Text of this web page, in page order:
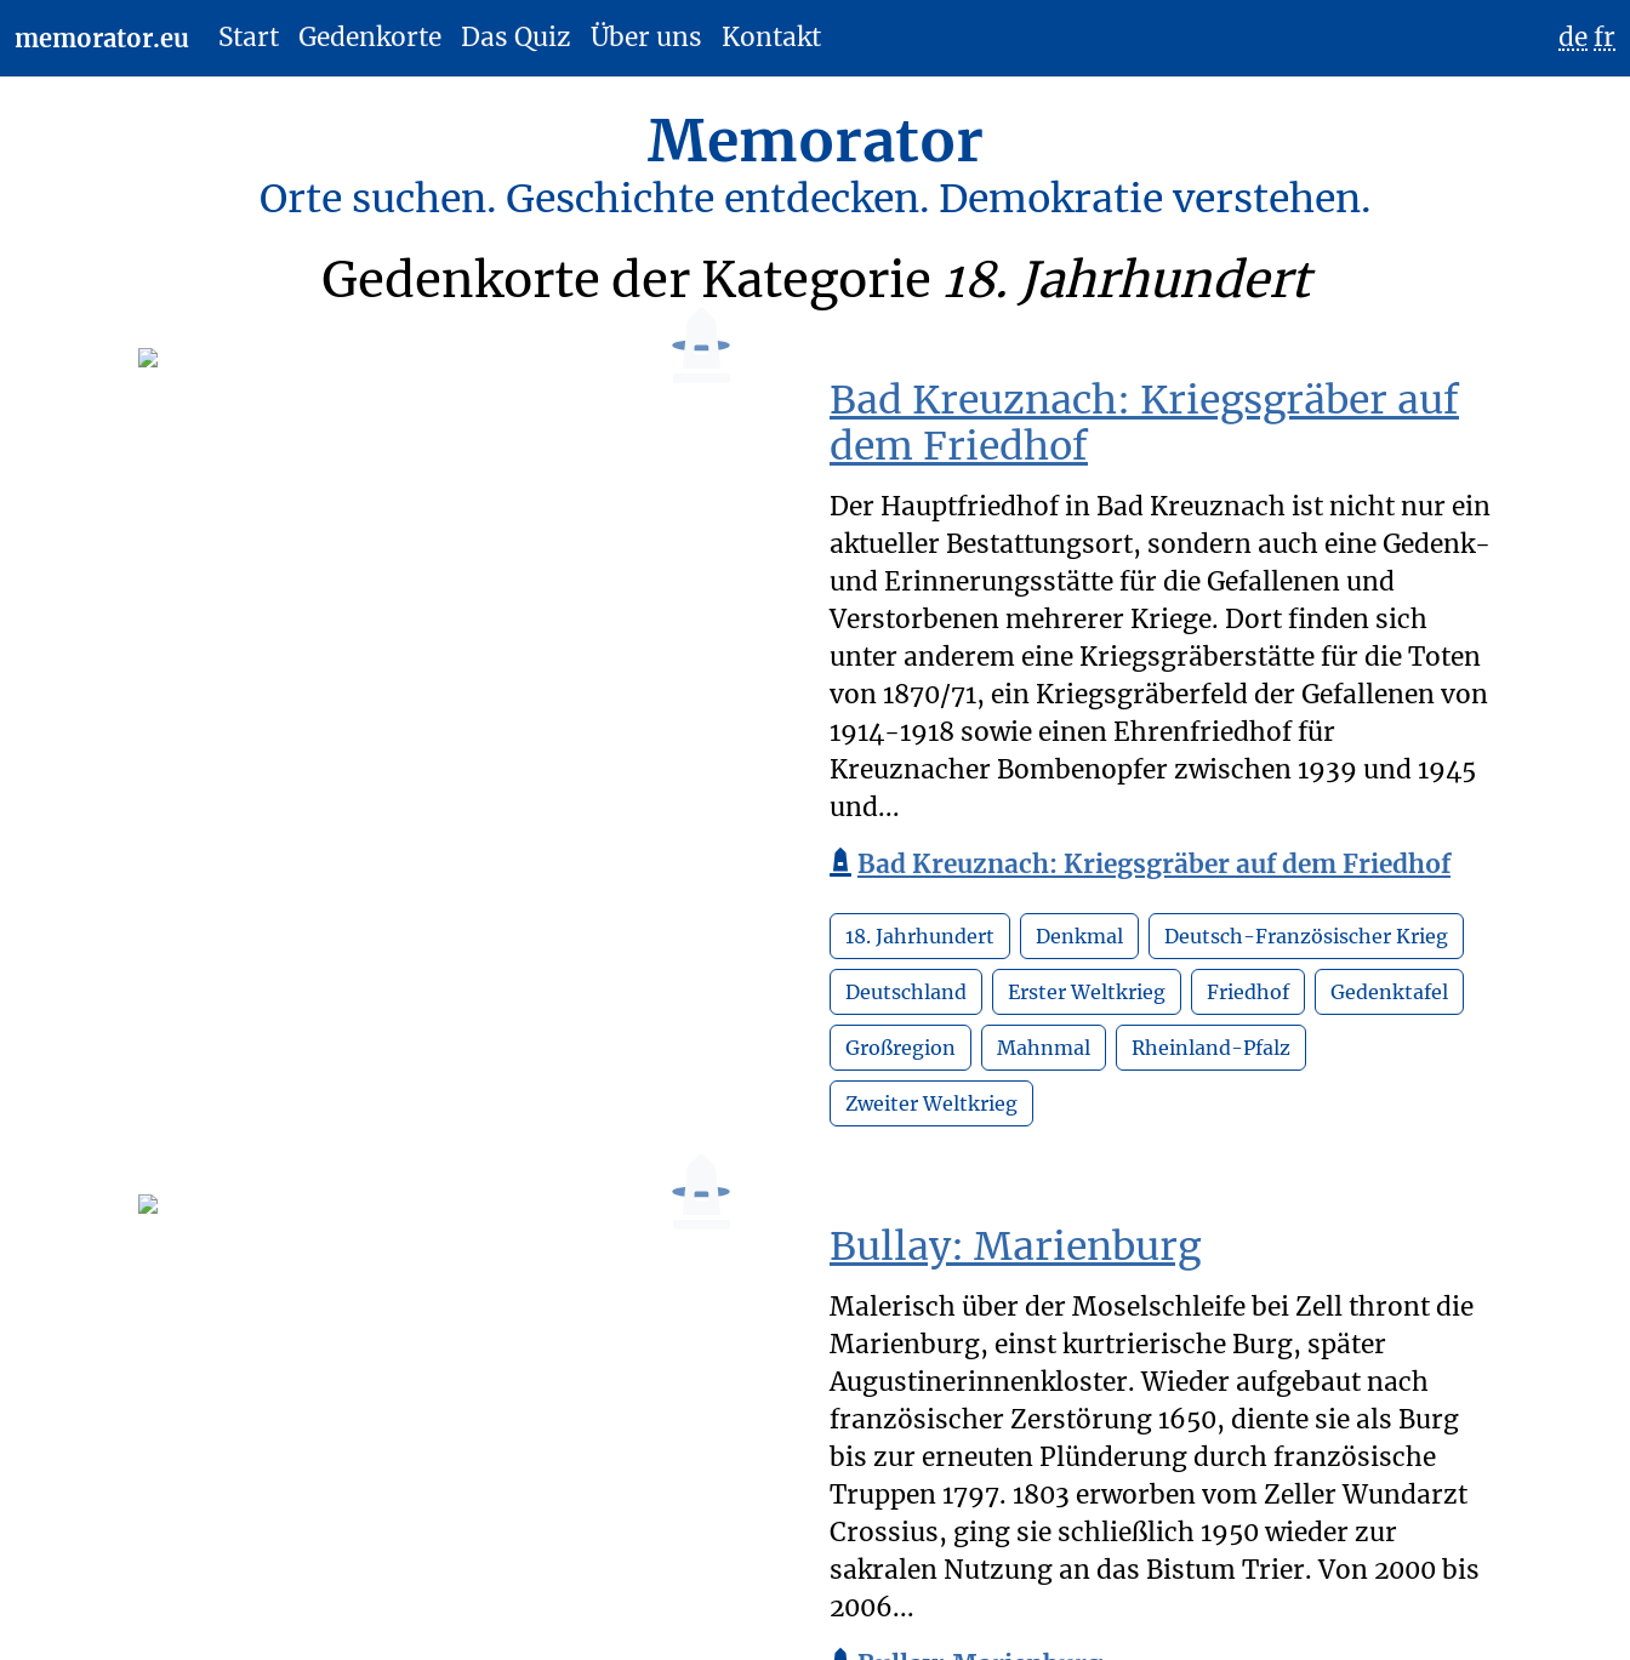
memorator.eu Start Gedenkorte Das Quiz Über uns Kontakt defr
Memorator
Orte suchen. Geschichte entdecken. Demokratie verstehen.
Gedenkorte der Kategorie 18. Jahrhundert
Bad Kreuznach: Kriegsgräber auf
dem Friedhof
Der Hauptfriedhof in Bad Kreuznach ist nicht nur ein
aktueller Bestattungsort, sondern auch eine Gedenk-
und Erinnerungsstätte für die Gefallenen und
Verstorbenen mehrerer Kriege. Dort finden sich
unter anderem eine Kriegsgräberstätte für die Toten
von 1870/71, ein Kriegsgräberfeld der Gefallenen von
1914-1918 sowie einen Ehrenfriedhof für
Kreuznacher Bombenopfer zwischen 1939 und 1945
und...
Bad Kreuznach: Kriegsgräber auf dem Friedhof
18. Jahrhundert Denkmal Deutsch-Französischer Krieg
Deutschland Erster Weltkrieg Friedhof Gedenktafel
Großregion Mahnmal Rheinland-Pfalz
Zweiter Weltkrieg
Bullay: Marienburg
Malerisch über der Moselschleife bei Zell thront die
Marienburg, einst kurtrierische Burg, später
Augustinerinnenkloster. Wieder aufgebaut nach
französischer Zerstörung 1650, diente sie als Burg
bis zur erneuten Plünderung durch französische
Truppen 1797. 1803 erworben vom Zeller Wundarzt
Crossius, ging sie schließlich 1950 wieder zur
sakralen Nutzung an das Bistum Trier. Von 2000 bis
2006...